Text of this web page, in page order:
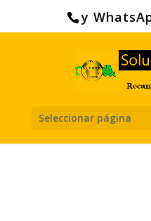
y
Seleccionar página